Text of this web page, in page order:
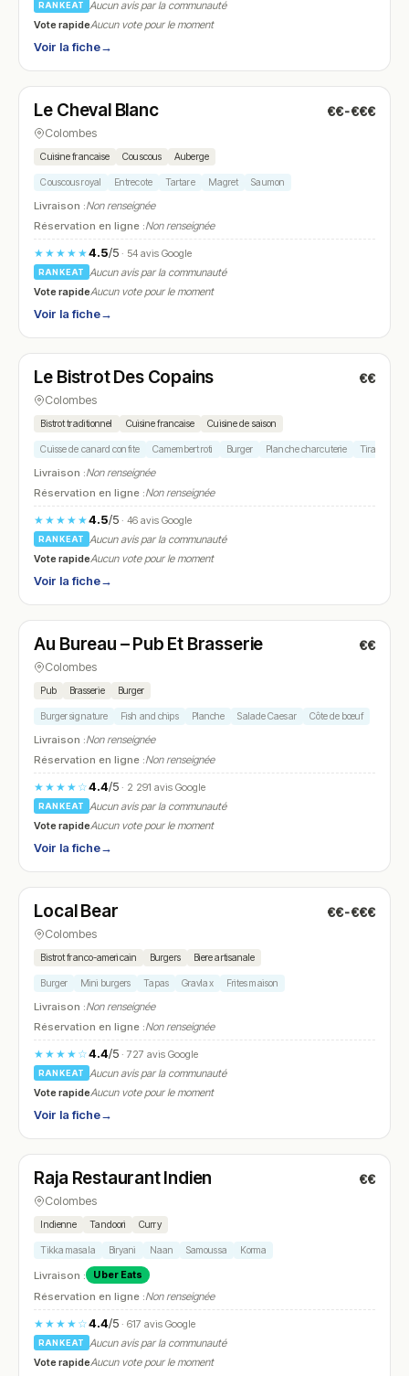
RANKEAT
Aucun avis par la communauté
Vote rapideAucun vote pour le moment
Voir la fiche→
N° 22
Le Cheval Blanc €€-€€€
Colombes
Cuisine francaise Couscous Auberge
Couscous royal Entrecote Tartare Magret Saumon
Livraison :Non renseignée
Réservation en ligne :Non renseignée
★★★★★4.5/5· 54 avis Google
RANKEAT
Aucun avis par la communauté
Vote rapideAucun vote pour le moment
Voir la fiche→
N° 23
Le Bistrot Des Copains €€
Colombes
Bistrot traditionnel Cuisine francaise Cuisine de saison
Cuisse de canard confite Camembert roti Burger Planche charcuterie Tiramisu
Livraison :Non renseignée
Réservation en ligne :Non renseignée
★★★★★4.5/5· 46 avis Google
RANKEAT
Aucun avis par la communauté
Vote rapideAucun vote pour le moment
Voir la fiche→
N° 24
Au Bureau – Pub Et Brasserie €€
Colombes
Pub Brasserie Burger
Burger signature Fish and chips Planche Salade Caesar Côte de bœuf
Livraison :Non renseignée
Réservation en ligne :Non renseignée
★★★★☆4.4/5· 2 291 avis Google
RANKEAT
Aucun avis par la communauté
Vote rapideAucun vote pour le moment
Voir la fiche→
N° 25
Local Bear €€-€€€
Colombes
Bistrot franco-americain Burgers Biere artisanale
Burger Mini burgers Tapas Gravlax Frites maison
Livraison :Non renseignée
Réservation en ligne :Non renseignée
★★★★☆4.4/5· 727 avis Google
RANKEAT
Aucun avis par la communauté
Vote rapideAucun vote pour le moment
Voir la fiche→
N° 26
Raja Restaurant Indien €€
Colombes
Indienne Tandoori Curry
Tikka masala Biryani Naan Samoussa Korma
Livraison : Uber Eats
Réservation en ligne :Non renseignée
★★★★☆4.4/5· 617 avis Google
RANKEAT
Aucun avis par la communauté
Vote rapideAucun vote pour le moment